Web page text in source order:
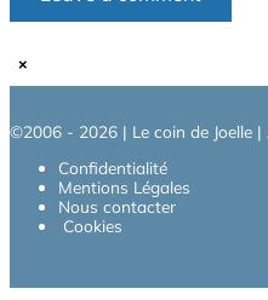
×
©2006 - 2026 | Le coin de Joelle |
Confidentialité
Mentions Légales
Nous contacter
Cookies